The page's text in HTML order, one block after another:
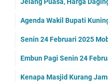
Jelang Puasa, Harga
Agenda Wakil Bupati
Senin 24 Februari 2025
Embun Pagi Senin 24
Kenapa Masjid Kurang